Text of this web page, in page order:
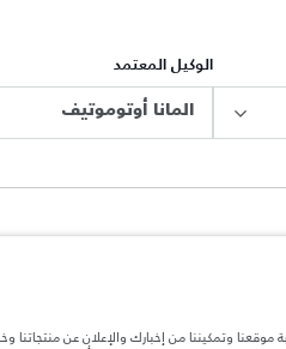
الوكيل المعتمد
المانا أوتوموتيف
وتمكيننا من إخبارك والإعلان عن